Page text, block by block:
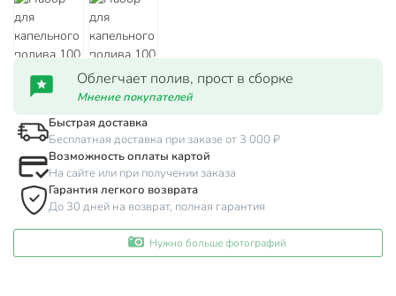
Облегчает полив, прост в сборке
Мнение покупателей
Быстрая доставка
Бесплатная доставка при заказе от 3 000 ₽
Возможность оплаты картой
На сайте или при получении заказа
Гарантия легкого возврата
До 30 дней на возврат, полная гарантия
Нужно больше фотографий